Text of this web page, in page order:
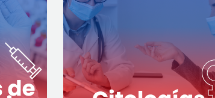
Renal,
ETS y
más.
mercado, todo nuestro Panel
Médico al alcance de ti, entre
ellos: Papanicolaou o Pap
Smear, Exámenes Generales,
Diagnósticos de Planificación
Familiar y más.